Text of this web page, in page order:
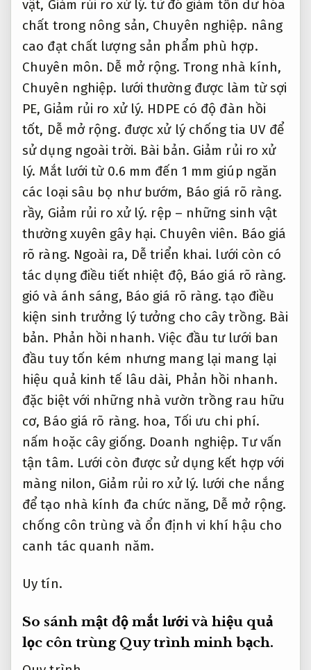
PE, Giảm rủi ro xử lý.
HDPE có độ đàn hồi
Dễ mở rộng. được xử lý chống tia UV để
sử dụng ngoài trời.Bài bản.
Giảm rủi ro xử
lý.
Mắt lưới từ 0.6 mm đến 1 mm giúp ngăn
các loại sâu bọ như bướm,Báo giá rõ ràng.
rầy,
Giảm rủi ro xử lý.
rệp – những sinh vật
thường xuyên gây hại. Chuyên viên. Báo giá
rõ ràng.Ngoài ra, Dễ triển khai.
lưới còn có
tác dụng điều tiết nhiệt độ,
Báo giá rõ ràng.
gió và ánh sáng, Báo giá rõ ràng.
tạo điều
kiện sinh trưởng lý tưởng cho cây trồng. Bài
bản.
Phản hồi nhanh.
Việc đầu tư lưới ban
đầu tuy tốn kém nhưng mang lại mang lại
hiệu quả kinh tế lâu dài,
Phản hồi nhanh.
đặc biệt với những nhà vườn trồng rau hữu
cơ,
Báo giá rõ ràng. hoa,Tối ưu chi phí.
nấm hoặc cây giống.
Doanh nghiệp.
Tư vấn
tận tâm.Lưới còn được sử dụng kết hợp với
màng nilon,
Giảm rủi ro xử lý.
lưới che nắng
để tạo nhà kính đa chức năng,
Dễ mở rộng.
chống côn trùng và ổn định vi khí hậu cho
canh tác quanh năm.
Uy tín.
So sánh mật độ mắt lưới và hiệu quả
lọc côn trùng Quy trình minh bạch.
Quy trình.
So sánh mật độ mắt lưới và hiệu quả lọc
côn trùng là yếu tố kỹ thuật quyết định